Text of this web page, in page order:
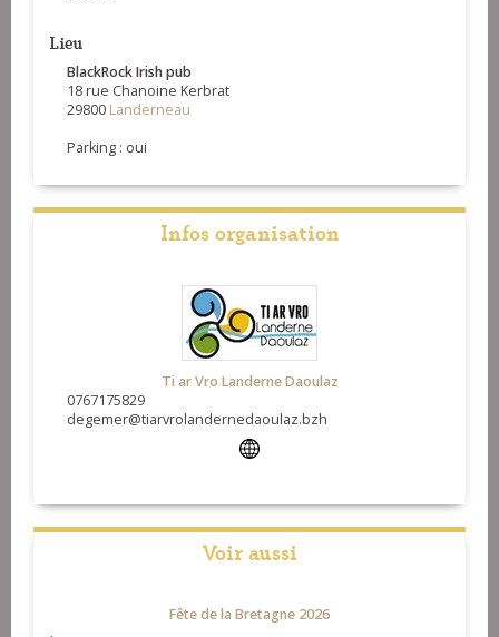
Lieu
BlackRock Irish pub
18 rue Chanoine Kerbrat
29800 Landerneau
Parking : oui
Infos organisation
Ti ar Vro Landerne Daoulaz
0767175829
degemer@tiarvrolandernedaoulaz.bzh
Voir aussi
Fête de la Bretagne 2026